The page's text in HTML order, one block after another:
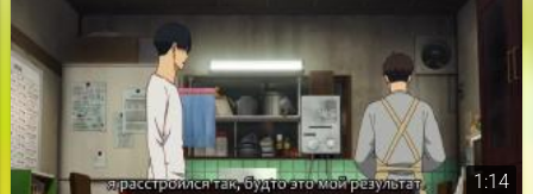
1:14